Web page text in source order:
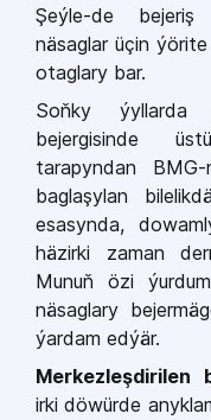
Şeý­le-­de bejeriş
näsaglar üçin
otaglary bar.
Soňky ýyllarda
bejergisinde
tarapyndan
baglaşylan
esasynda,
häzirki zaman
Munuň özi
näsaglary
ýardam edýär.
Merkezleşdirilen
irki döwürde